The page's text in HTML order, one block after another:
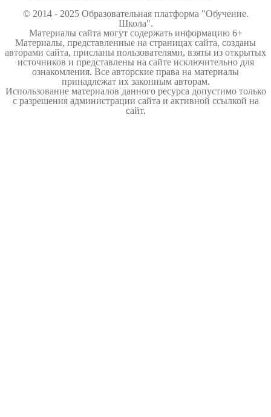
© 2014 - 2025 Образовательная платформа "Обучение.
Школа".
Материалы сайта могут содержать информацию 6+
Материалы, представленные на страницах сайта, созданы
авторами сайта, присланы пользователями, взяты из открытых
источников и представлены на сайте исключительно для
ознакомления. Все авторские права на материалы
принадлежат их законным авторам.
Использование материалов данного ресурса допустимо только
с разрешения администрации сайта и активной ссылкой на
сайт.